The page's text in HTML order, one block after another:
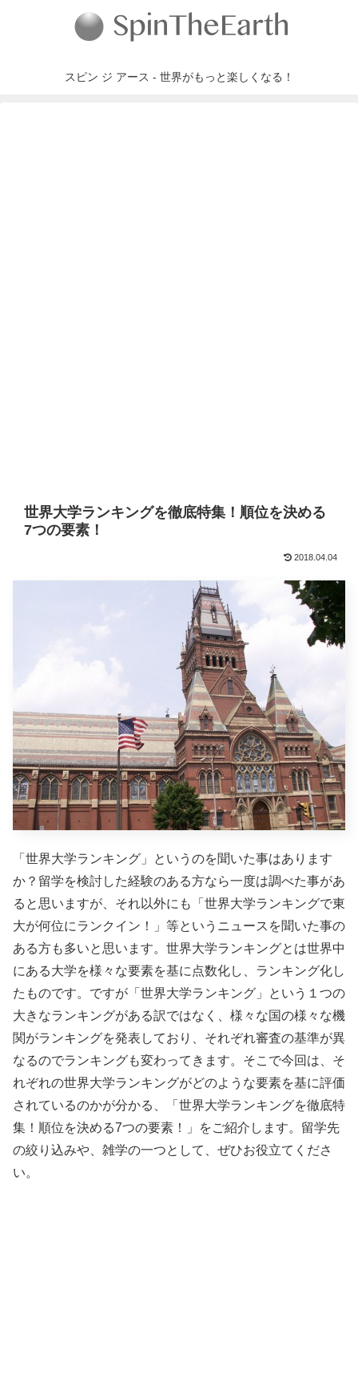
スピン ジ アース - 世界がもっと楽しくなる！
世界大学ランキングを徹底特集！順位を決める
7つの要素！
2018.04.04
「世界大学ランキング」というのを聞いた事はあります
か？留学を検討した経験のある方なら一度は調べた事があ
ると思いますが、それ以外にも「世界大学ランキングで東
大が何位にランクイン！」等というニュースを聞いた事の
ある方も多いと思います。世界大学ランキングとは世界中
にある大学を様々な要素を基に点数化し、ランキング化し
たものです。ですが「世界大学ランキング」という１つの
大きなランキングがある訳ではなく、 様々な国の様々な機
関がランキングを発表しており、それぞれ審査の基準が異
なるのでランキングも変わってきます。そこで今回は、そ
れぞれの世界大学ランキングがどのような要素を基に評価
されているのかが分かる、「世界大学ランキングを徹底特
集！順位を決める7つの要素！」をご紹介します。留学先
の絞り込みや、雑学の一つとして、ぜひお役立てくださ
い。